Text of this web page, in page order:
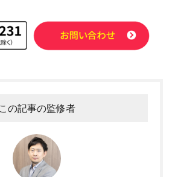
この記事の監修者